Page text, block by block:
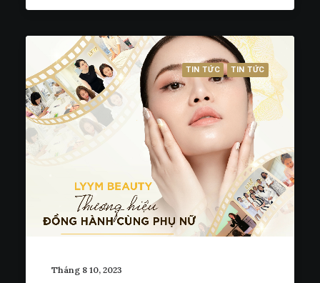
TIN TỨC TIN TỨC
Tháng 8 10, 2023